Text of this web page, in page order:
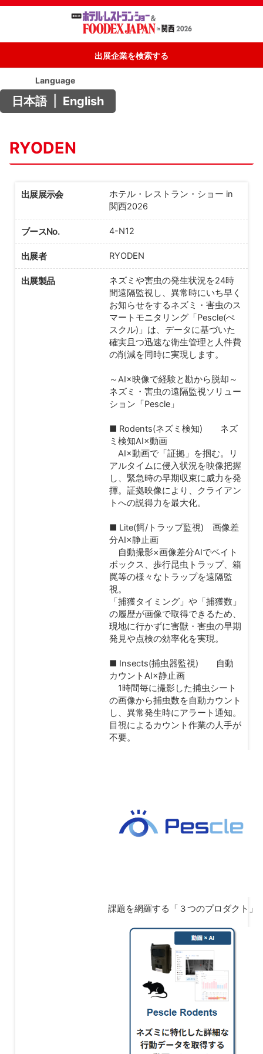
出展企業を検索する
Language
日本語 English
RYODEN
出展展示会
ホテル・レストラン・ショー in
関西2026
ブースNo. 4-N12
出展者 RYODEN
出展製品
ネズミや害虫の発生状況を24時
間遠隔監視し、異常時にいち早く
お知らせをするネズミ・害虫のス
マートモニタリング「Pescle(ぺ
スクル)」は、データに基づいた
確実且つ迅速な衛生管理と人件費
の削減を同時に実現します。
～AI×映像で経験と勘から脱却～
ネズミ・害虫の遠隔監視ソリュー
ション「Pescle」
■ Rodents(ネズミ検知) ネズ
ミ検知AI×動画
AI×動画で「証拠」を掴む。リ
アルタイムに侵入状況を映像把握
し、緊急時の早期収束に威力を発
揮。証拠映像により、クライアン
トへの説得力を最大化。
■ Lite(餌/トラップ監視) 画像差
分AI×静止画
自動撮影×画像差分AIでベイト
ボックス、歩行昆虫トラップ、箱
罠等の様々なトラップを遠隔監
視。
「捕獲タイミング」や「捕獲数」
の履歴が画像で取得できるため、
現地に行かずに害獣・害虫の早期
発見や点検の効率化を実現。
■ Insects(捕虫器監視) 自動
カウントAI×静止画
1時間毎に撮影した捕虫シート
の画像から捕虫数を自動カウント
し、異常発生時にアラート通知。
目視によるカウント作業の人手が
不要。
課題を網羅する「３つのプロダクト」